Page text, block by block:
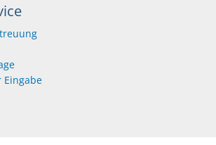
Eingabe